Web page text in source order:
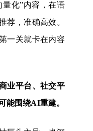
量化”内容，在语
荐，准确高效。
一关就卡在内容
业平台、社交平
能围绕AI重建。